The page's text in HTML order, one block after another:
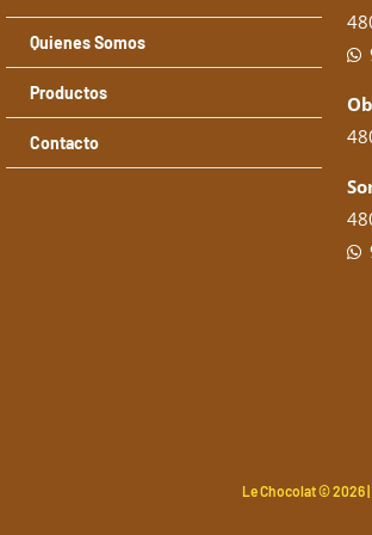
Quienes Somos
Productos
Contacto
Le Chocolat ©2026